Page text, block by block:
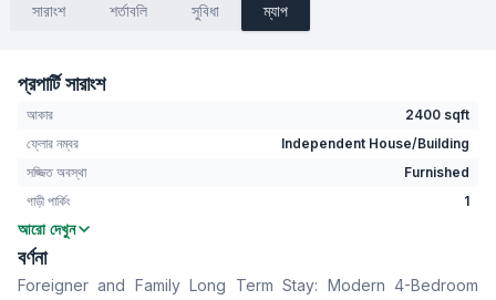
সারাংশ শর্তাবলি সুবিধা ম্যাপ
প্রপার্টি সারাংশ
আকার
2400 sqft
ফ্লোর নম্বর
Independent House/Building
সজ্জিত অবস্থা
Furnished
গাড়ী পার্কিং
1
বেডরুম
বাথরুম
বসার রুম
No
আরো দেখুন
বর্ণনা
Foreigner and Family Long Term Stay: Modern 4-Bedroom